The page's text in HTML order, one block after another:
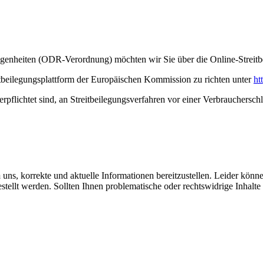
(ODR-Verordnung) möchten wir Sie über die Online-
der Europäischen Kommission zu richten unter
sind, an Streitbeilegungsverfahren vor einer
korrekte und aktuelle Informationen bereitzustellen. Leider
werden. Sollten Ihnen problematische oder rechtswidrige